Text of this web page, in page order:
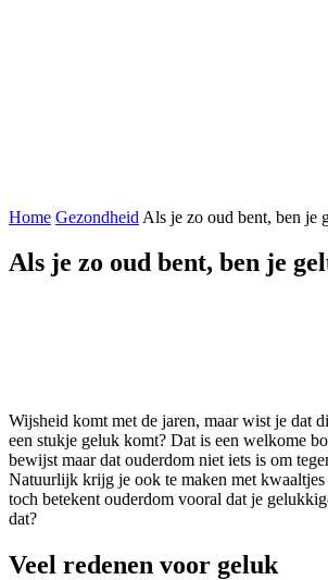
Home Gezondheid Als je zo oud bent, ben je
Als je zo oud bent, ben je
Wijsheid komt met de jaren, maar wist je dat
een stukje geluk komt? Dat is een welkome
bewijst maar dat ouderdom niet iets is om
Natuurlijk krijg je ook te maken met kwaaltjes
toch betekent ouderdom vooral dat je
dat?
Veel redenen voor geluk